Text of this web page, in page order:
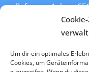
Um dir ein optimales
Cookies, um
Rufname: Aukrug
Pisten: 108° / 288°
» mehr